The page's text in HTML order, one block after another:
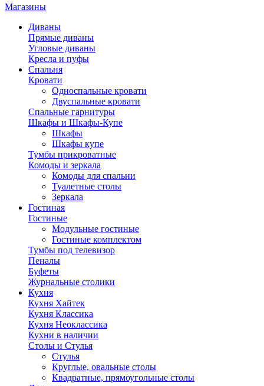
Магазины
Диваны
Прямые диваны
Угловые диваны
Кресла и пуфы
Спальня
Кровати
Односпальные кровати
Двуспальные кровати
Спальные гарнитуры
Шкафы и Шкафы-Купе
Шкафы
Шкафы купе
Тумбы прикроватные
Комоды и зеркала
Комоды для спальни
Туалетные столы
Зеркала
Гостиная
Гостиные
Модульные гостиные
Гостиные комплектом
Тумбы под телевизор
Пеналы
Буфеты
Журнальные столики
Кухня
Кухня Хайтек
Кухня Классика
Кухня Неоклассика
Кухни в наличии
Столы и Стулья
Стулья
Круглые, овальные столы
Квадратные, прямоугольные столы